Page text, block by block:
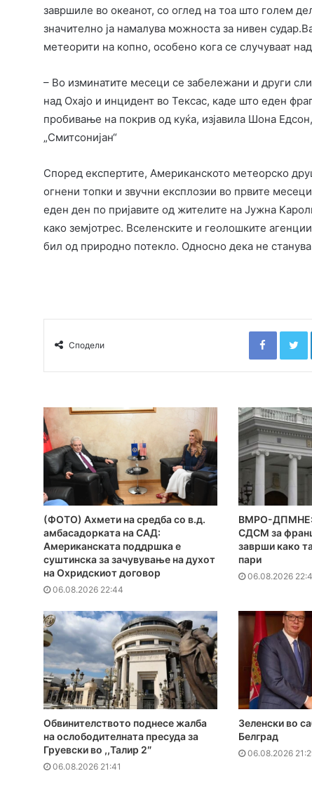
завршиле во океанот, со оглед на тоа што голем
значително ја намалува можноста за нивен
метеорити на копно, особено кога се случуваат
– Во изминатите месеци се забележани и други
над Охајо и инцидент во Тексас, каде што еден
пробивање на покрив од куќа, изјавила Шона
„Смитсонијан“
Според експертите, Американското метеорско
огнени топки и звучни експлозии во првите
еден ден по пријавите од жителите на Јужна
како земјотрес. Вселенските и геолошките
бил од природно потекло. Односно дека не
Сподели
(ФОТО) Ахмети на средба со в.д.
амбасадорката на САД:
Американската поддршка е
суштинска за зачувување на духот
на Охридскиот договор
06.08.2026 22:44
ВМРО-ДПМНЕ:
СДСМ за
заврши како
пари
06.08.2026
Обвинителството поднесе жалба
на ослободителната пресуда за
Груевски во ,,Талир 2″
06.08.2026 21:41
Зеленски во
Белград
06.08.2026